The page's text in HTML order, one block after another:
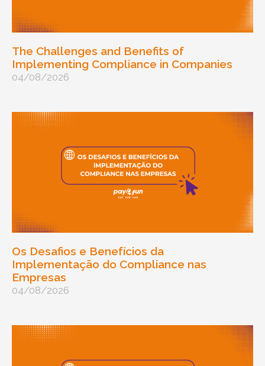
The Challenges and Benefits of
Implementing Compliance in Companies
04/08/2026
Os Desafios e Benefícios da
Implementação do Compliance nas
Empresas
04/08/2026